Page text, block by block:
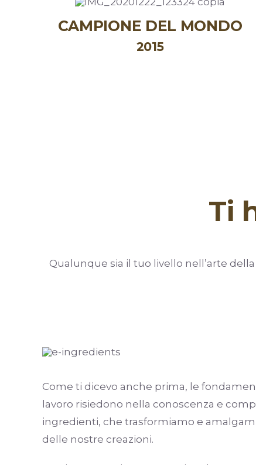
CAMPIONE DEL MONDO
2015
Ti
Qualunque sia il tuo livello nell’arte
Come ti dicevo anche prima, le
lavoro risiedono nella conoscenza e
ingredienti, che trasformiamo e
delle nostre creazioni.